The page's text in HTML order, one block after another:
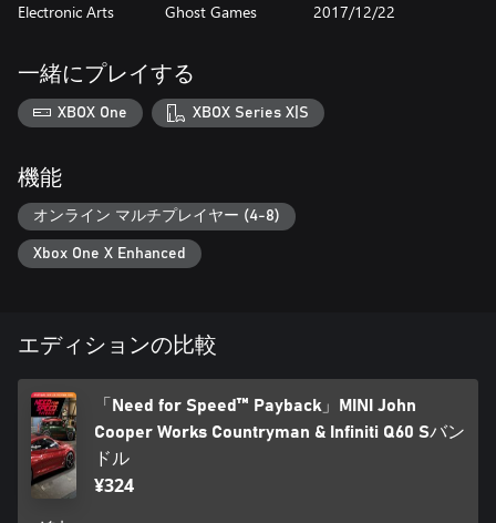
Electronic Arts Ghost Games 2017/12/22
一緒にプレイする
XBOX One XBOX Series X|S
機能
オンライン マルチプレイヤー (4-8)
Xbox One X Enhanced
エディションの比較
「Need for Speed™ Payback」MINI John
Cooper Works Countryman & Infiniti Q60 Sバン
ドル
¥324